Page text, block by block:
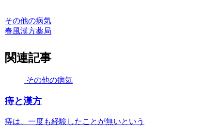
その他の病気
春風漢方薬局
関連記事
その他の病気
痔と漢方
痔は、一度も経験したことが無いという